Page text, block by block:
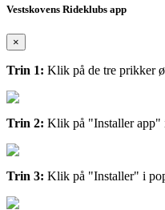
Vestskovens Rideklubs app
×
Trin 1: Klik på de tre prikker
Trin 2: Klik på "Installer app"
Trin 3: Klik på "Installer" i